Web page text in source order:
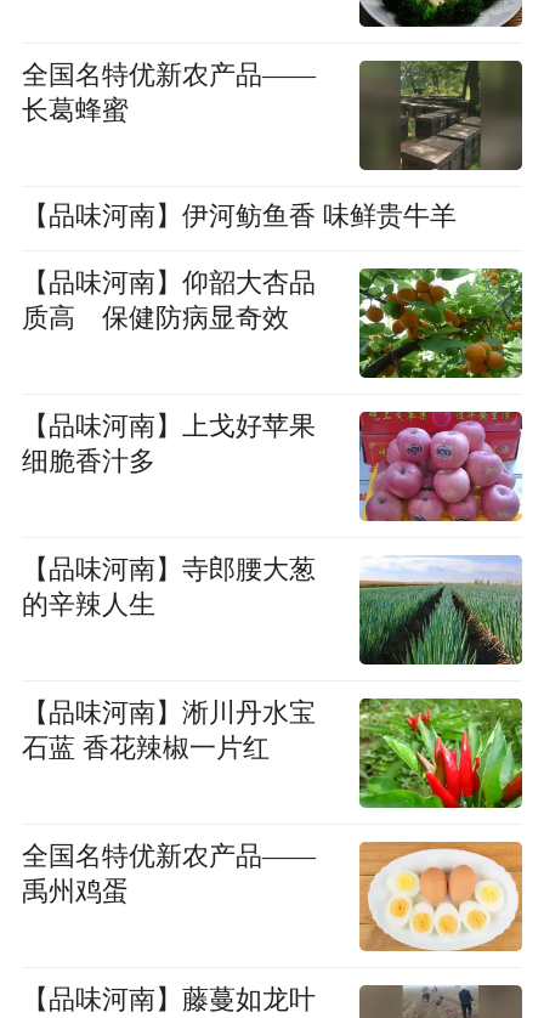
全国名特优新农产品——
长葛蜂蜜
【品味河南】伊河鲂鱼香 味鲜贵牛羊
【品味河南】仰韶大杏品
质高 保健防病显奇效
【品味河南】上戈好苹果
细脆香汁多
【品味河南】寺郎腰大葱
的辛辣人生
【品味河南】淅川丹水宝
石蓝 香花辣椒一片红
全国名特优新农产品——
禹州鸡蛋
【品味河南】藤蔓如龙叶